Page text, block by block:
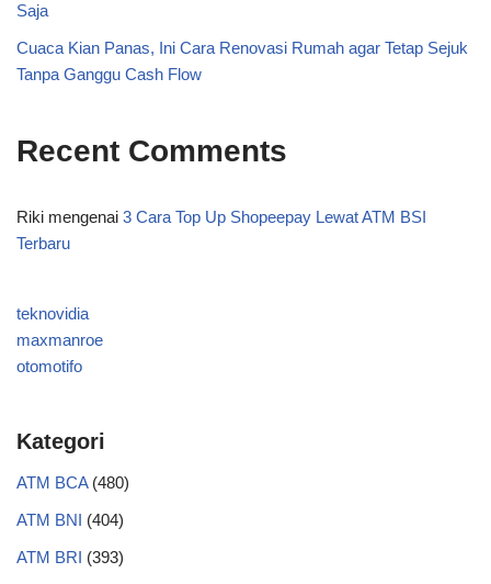
Saja
Cuaca Kian Panas, Ini Cara Renovasi Rumah agar Tetap Sejuk
Tanpa Ganggu Cash Flow
Recent Comments
Riki mengenai 3 Cara Top Up Shopeepay Lewat ATM BSI
Terbaru
teknovidia
maxmanroe
otomotifo
Kategori
ATM BCA(480)
ATM BNI (404)
ATM BRI (393)